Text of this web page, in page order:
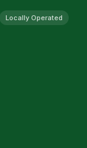
Locally Operated